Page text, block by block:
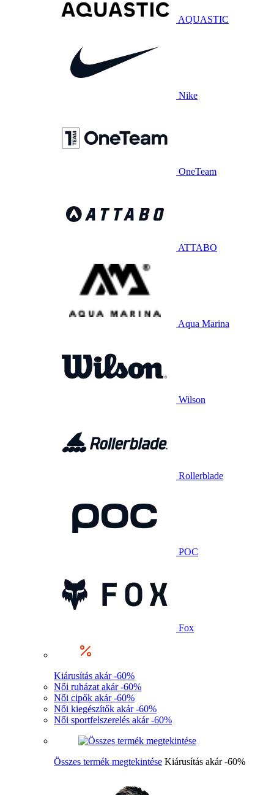
AQUASTIC
Nike
OneTeam
ATTABO
Aqua Marina
Wilson
Rollerblade
POC
Fox
Kiárusítás akár -60%
Női ruházat akár -60%
Női cipők akár -60%
Női kiegészítők akár -60%
Női sportfelszerelés akár -60%
Összes termék megtekintése Kiárusítás akár -60%